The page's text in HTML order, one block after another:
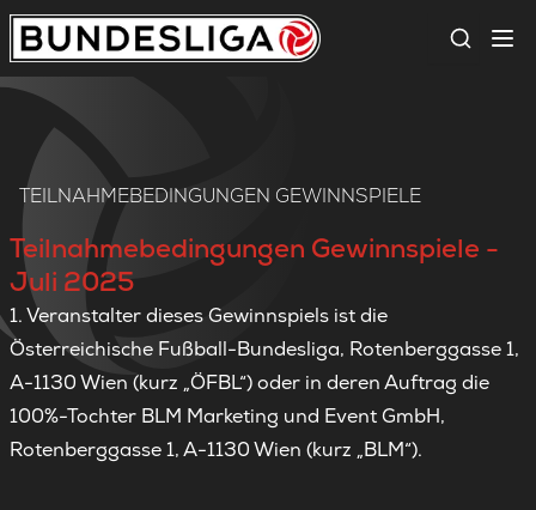
Suche
TEILNAHMEBEDINGUNGEN GEWINNSPIELE
Teilnahmebedingungen Gewinnspiele -
Juli 2025
1. Veranstalter dieses Gewinnspiels ist die
Österreichische Fußball-Bundesliga, Rotenberggasse 1,
A-1130 Wien (kurz „ÖFBL“) oder in deren Auftrag die
100%-Tochter BLM Marketing und Event GmbH,
Rotenberggasse 1, A-1130 Wien (kurz „BLM“).